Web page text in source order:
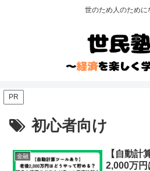
世のため人のために
PR
初心者向け
金融
【自動計
2,000万円